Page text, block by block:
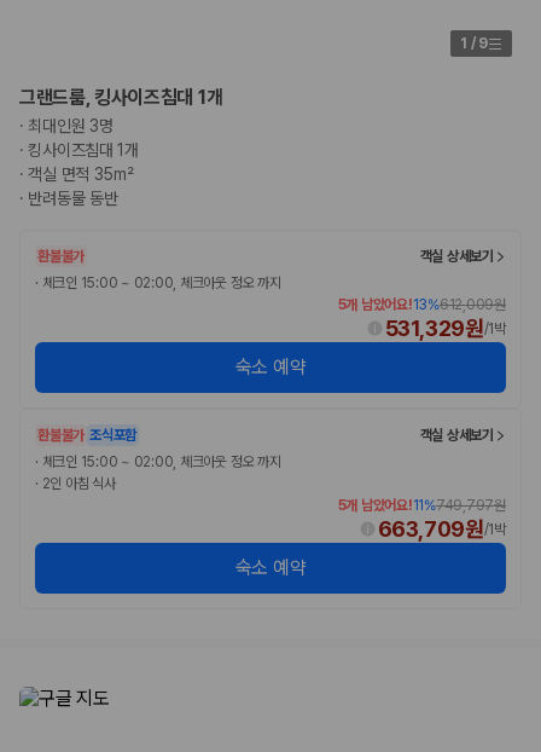
1 / 9
그랜드룸, 킹사이즈침대 1개
· 최대인원 3명
·킹사이즈침대 1개
·객실 면적 35m²
· 반려동물 동반
환불불가
객실 상세보기
· 체크인 15:00 ~ 02:00, 체크아웃 정오 까지
5개 남았어요!13%612,009원
531,329원/1박
숙소 예약
환불불가 조식포함
객실 상세보기
· 체크인 15:00 ~ 02:00, 체크아웃 정오 까지
· 2인 아침 식사
5개 남았어요!11 %749,797원
663,709원/1박
숙소 예약